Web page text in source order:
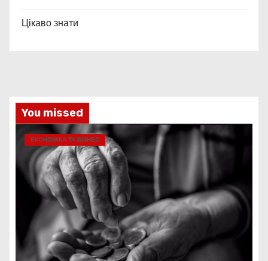
Цікаво знати
You missed
ЕКОНОМІКА ТА БІЗНЕС